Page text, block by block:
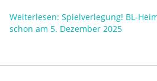
Weiterlesen: Spielverlegung! BL-
schon am 5. Dezember 2025